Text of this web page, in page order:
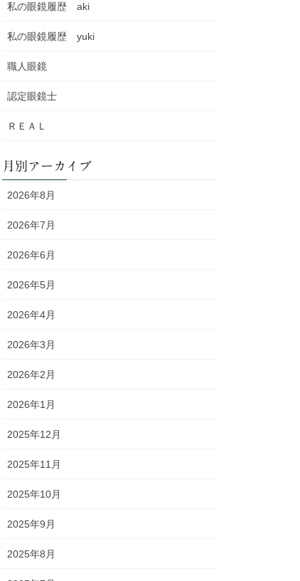
私の眼鏡履歴 aki
私の眼鏡履歴 yuki
職人眼鏡
認定眼鏡士
ＲＥＡＬ
月別アーカイブ
2026年8月
2026年7月
2026年6月
2026年5月
2026年4月
2026年3月
2026年2月
2026年1月
2025年12月
2025年11月
2025年10月
2025年9月
2025年8月